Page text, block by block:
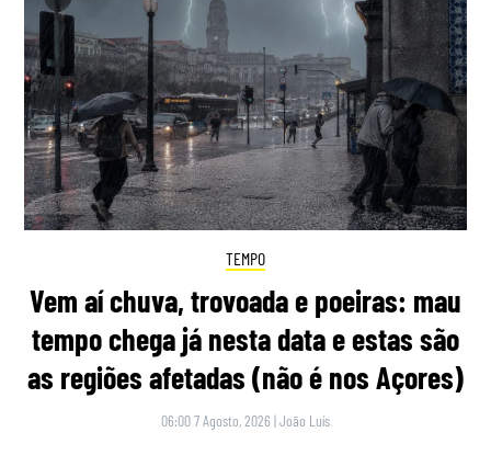
TEMPO
Vem aí chuva, trovoada e poeiras: mau
tempo chega já nesta data e estas são
as regiões afetadas (não é nos Açores)
06:00 7 Agosto, 2026 |João Luís